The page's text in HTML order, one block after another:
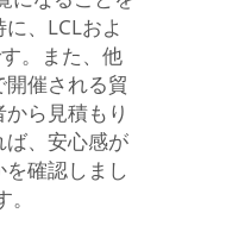
、LCLおよ
。また、他
催される貿
ら見積もり
、安心感が
確認しまし